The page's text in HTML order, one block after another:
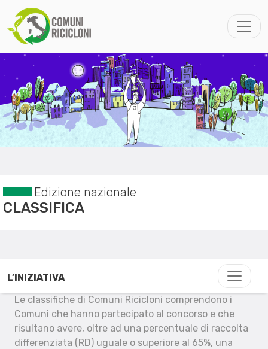
Edizione nazionale
CLASSIFICA
L’INIZIATIVA
Le classifiche di Comuni Ricicloni comprendono i
Comuni che hanno partecipato al concorso e che
risultano avere, oltre ad una percentuale di raccolta
differenziata (RD) uguale o superiore al 65%, una